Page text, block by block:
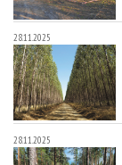
28.11.2025
28.11.2025